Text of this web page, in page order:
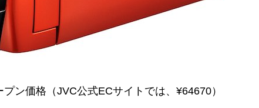
ン価格（JVC公式ECサイトでは、¥64670）